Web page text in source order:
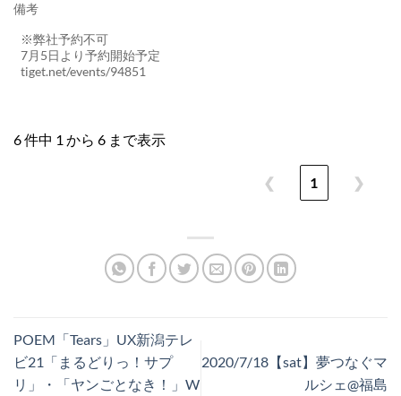
備考
※弊社予約不可
7月5日より予約開始予定
tiget.net/events/94851
6 件中 1 から 6 まで表示
❮ 1 ❯
POEM「Tears」UX新潟テレ
ビ21「まるどりっ！サプ
リ」・「ヤンごとなき！」W
2020/7/18【sat】夢つなぐマ
ルシェ@福島